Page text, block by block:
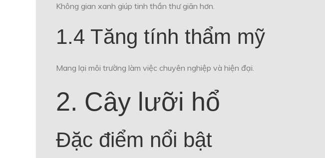
Không gian xanh giúp tinh thần thư giãn hơn.
1.4 Tăng tính thẩm mỹ
Mang lại môi trường làm việc chuyên nghiệp và hiện đại.
2. Cây lưỡi hổ
Đặc điểm nổi bật